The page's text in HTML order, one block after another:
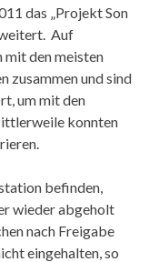
das „Projekt Son
Auf
den meisten
zusammen und sind
um mit den
konnten
befinden,
wieder abgeholt
nach Freigabe
eingehalten, so